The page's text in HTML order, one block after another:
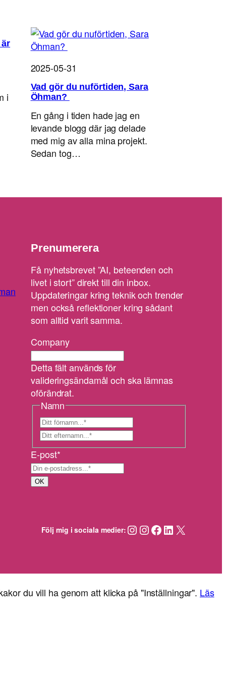
i
2025-05-31
Vad gör du nuförtiden, Sara
Öhman?
En gång i tiden hade jag en
levande blogg där jag delade
med mig av alla mina projekt.
Sedan tog…
Prenumerera
Få nyhetsbrevet ”AI, beteenden och
livet i stort” direkt till din inbox.
Uppdateringar kring teknik och trender
men också reflektioner kring sådant
som alltid varit samma.
Company
Detta fält används för
valideringsändamål och ska lämnas
oförändrat.
Namn
r
E
f
n
E-post*
OK
Följ mig i sociala medier: Instagram
Instagram
Facebook
LinkedIn
X
du vill ha genom att klicka på "Inställningar". Läs